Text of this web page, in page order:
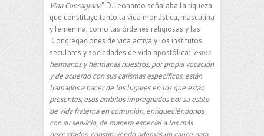
VidaConsagrada”. D. Leonardo señalaba la riqueza
que constituye tanto la vida monástica, masculina
y femenina, como las órdenes religiosas y las
Congregaciones de vida activa y los institutos
seculares y sociedades de vida apostólica: “estos
hermanos y hermanasnuestros, por propia vocación
y de acuerdo con sus carismas específicos, están
llamados a hacer de los lugares en los que están
presentes, esos ámbitos impregnados por su estilo
de vida fraterna en comunión, enriqueciéndonos
con su servicio, de manera especial a los más